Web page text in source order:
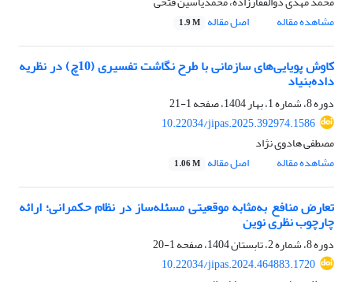
مشاهده مقاله
اصل مقاله 1.9 M
کاوش پویایی‌‌های سازمانی با طرح نگاشت تفسیری (10چ) در نظریه
داده‌‌بنیاد
دوره 8، شماره 1، بهار 1404، صفحه
1-21
10.22034/jipas.2025.392974.1586
مصطفی هادوی نژاد
مشاهده مقاله
اصل مقاله 1.06 M
تعارض منافع به‌مثابه موقعیتی مسئله‌ساز در نظام حکمرانی؛ ارائه
چارچوب نظری نوین
دوره 8، شماره 2، تابستان 1404، صفحه
1-20
10.22034/jipas.2024.464883.1720